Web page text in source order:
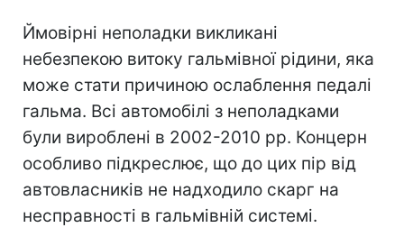
Ймовірні неполадки викликані
небезпекою витоку гальмівної рідини, яка
може стати причиною ослаблення педалі
гальма. Всі автомобілі з неполадками
були вироблені в 2002-2010 рр. Концерн
особливо підкреслює, що до цих пір від
автовласників не надходило скарг на
несправності в гальмівній системі.